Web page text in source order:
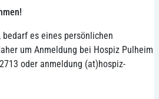
es eines persönlichen
um Anmeldung bei Hospiz Pulheim
oder anmeldung (at)hospiz-